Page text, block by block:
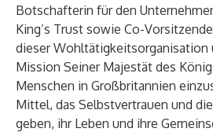
Botschafterin für den
King’s Trust sowie Co-
dieser Wohltätigkeitsorganisation
Mission Seiner Majestät des
Menschen in Großbritannien
Mittel, das Selbstvertrauen und
geben, ihr Leben und ihre